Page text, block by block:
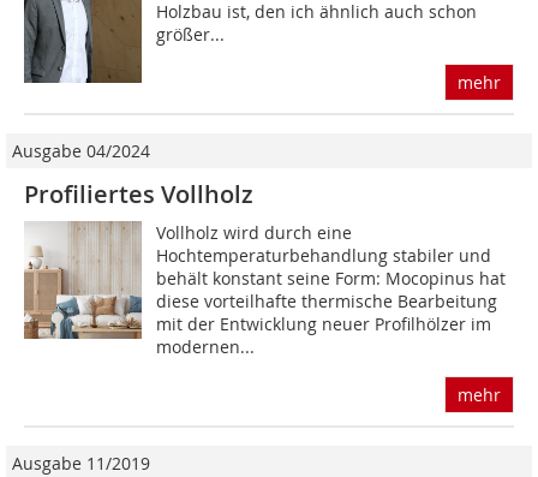
Holzbau ist, den ich ähnlich auch schon
größer...
mehr
Ausgabe 04/2024
Profiliertes Vollholz
Vollholz wird durch eine
Hochtemperaturbehandlung stabiler und
behält konstant seine Form: Mocopinus hat
diese vorteilhafte thermische Bearbeitung
mit der Entwicklung neuer Profilhölzer im
modernen...
mehr
Ausgabe 11/2019